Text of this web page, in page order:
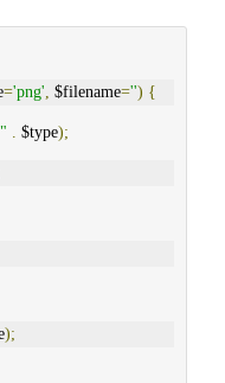
='png' $filename='') {
$type);
);